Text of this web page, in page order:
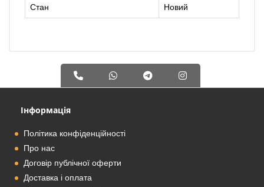
Стан Новий
Інформація
Політика конфіденційності
Про нас
Договір публічної оферти
Доставка і оплата